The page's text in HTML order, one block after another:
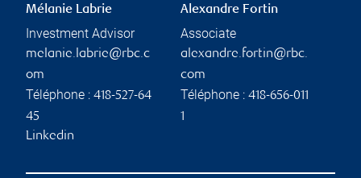
Mélanie Labrie
Investment Advisor
melanie.labrie@rbc.c
om
Téléphone : 418-527-64
45
Linkedin
Alexandre Fortin
Associate
alexandre.fortin@rbc.
com
Téléphone : 418-656-011
1